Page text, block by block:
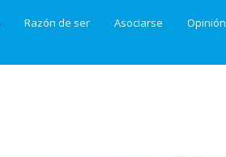
Razón de ser Asociarse Opinión